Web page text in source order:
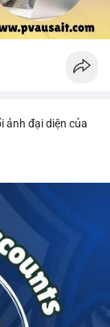
ảnh đại diện của